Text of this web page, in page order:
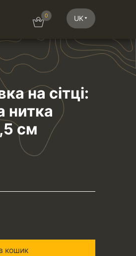
0 UK
на сітці:
нитка
см
кошик